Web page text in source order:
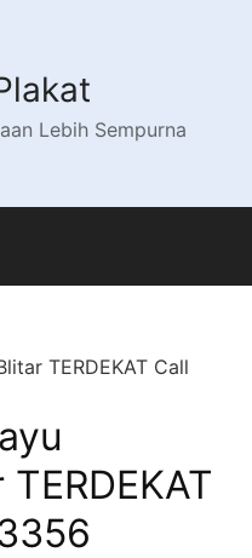
Lebih Sempurna
TERDEKAT Call